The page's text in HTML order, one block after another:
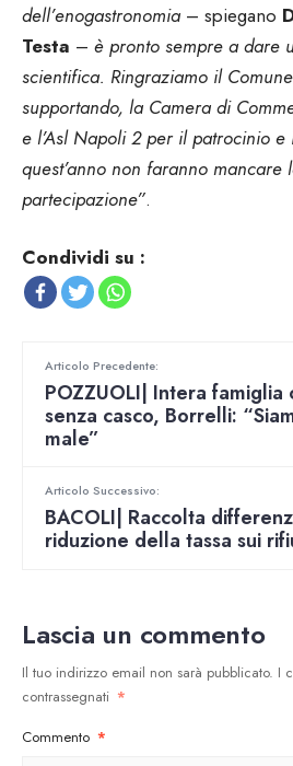
dell’enogastronomia – spiegano
Testa – è pronto sempre a dare
scientifica. Ringraziamo il
supportando, la Camera di
e l’Asl Napoli 2 per il patrocinio
quest’anno non faranno mancare
partecipazione”.
Condividi su :
Articolo Precedente:
POZZUOLI| Intera
senza casco, Borrelli:
male”
Articolo Successivo:
BACOLI| Raccolta
riduzione della tassa sui
Lascia un commento
Il tuo indirizzo email non sarà pubblicato. I
contrassegnati *
Commento *